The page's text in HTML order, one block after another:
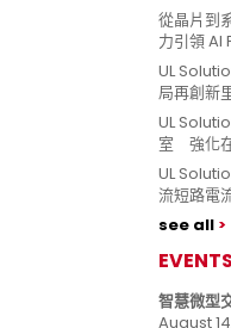
從晶片到
力引領 AI
UL
局再創新
UL
室 強化
UL
流短路電
see all
EVENTS
智慧微型
August